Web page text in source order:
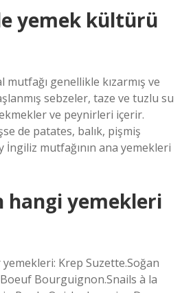
yemek kültürü
genellikle kızarmış ve
sebzeler, taze ve tuzlu su
ekmekler ve peynirleri içerir.
de patates, balık, pişmiş
İngiliz mutfağının ana yemekleri
hangi yemekleri
yemekleri: Krep Suzette.Soğan
Bourguignon.Snails à la